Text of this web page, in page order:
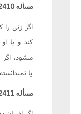
مسأله 2410 :
اگر زنى
کند و با
مىشود،
يا
مسأله 2411 :